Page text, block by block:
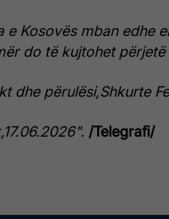
e Kosovës mban edhe
do të kujtohet
dhe përulësi,Shkurte
/Telegrafi/